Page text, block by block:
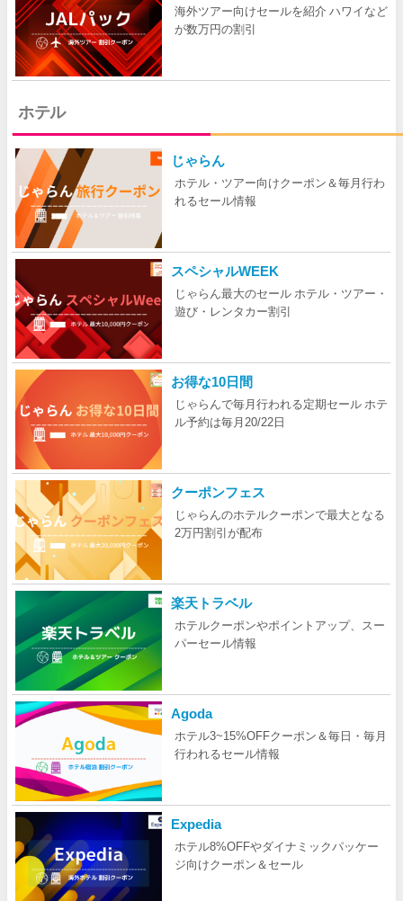
海外ツアー向けセールを紹介 ハワイなど
が数万円の割引
ホテル
じゃらん
ホテル・ツアー向けクーポン＆毎月行わ
れるセール情報
スペシャルWEEK
じゃらん最大のセール ホテル・ツアー・
遊び・レンタカー割引
お得な10日間
じゃらんで毎月行われる定期セール ホテ
ル予約は毎月20/22日
クーポンフェス
じゃらんのホテルクーポンで最大となる
2万円割引が配布
楽天トラベル
ホテルクーポンやポイントアップ、スー
パーセール情報
Agoda
ホテル3~15%OFFクーポン＆毎日・毎月
行われるセール情報
Expedia
ホテル8%OFFやダイナミックパッケー
ジ向けクーポン＆セール